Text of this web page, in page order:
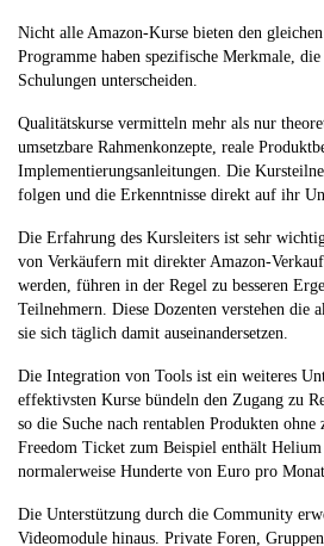
Nicht alle Amazon-Kurse bieten den
Programme haben spezifische Merkmale,
Schulungen unterscheiden.
Qualitätskurse vermitteln mehr als nur
umsetzbare Rahmenkonzepte, reale
Implementierungsanleitungen. Die
folgen und die Erkenntnisse direkt auf ihr
Die Erfahrung des Kursleiters ist sehr
von Verkäufern mit direkter Amazon-
werden, führen in der Regel zu besseren
Teilnehmern. Diese Dozenten verstehen
sie sich täglich damit auseinandersetzen.
Die Integration von Tools ist ein weiteres
effektivsten Kurse bündeln den Zugang zu
so die Suche nach rentablen Produkten ohne
Freedom Ticket zum Beispiel enthält
normalerweise Hunderte von Euro pro
Die Unterstützung durch die Community
Videomodule hinaus. Private Foren,